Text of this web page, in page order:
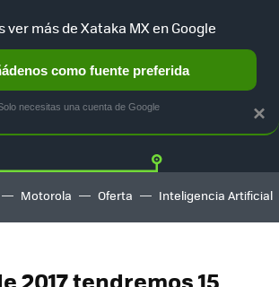
AUTO ELECTRICO Twitter
Motorola Oferta Inteligencia Artificial
2017 tendremos 15
×
ver más de Xataka MX en Google
como fuente preferida
necesitas una cuenta de Google